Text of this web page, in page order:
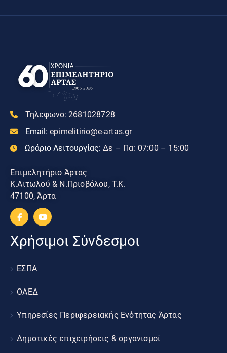
Τηλεφωνο: 2681028728
Email: epimelitirio@e-artas.gr
Ωράριο Λειτουργίας: Δε – Πα: 07:00 – 15:00
Επιμελητήριο Άρτας
Κ.Αιτωλού & Ν.Πριοβόλου, Τ.Κ.
47100, Άρτα
Χρήσιμοι Σύνδεσμοι
ΕΣΠΑ
ΟΑΕΔ
Υπηρεσίες Περιφερειακής Ενότητας Άρτας
Δημοτικές επιχειρήσεις & οργανισμοί